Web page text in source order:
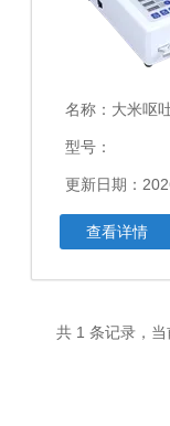
名称： 大米呕
型号：
更新日期：
查看详情
共 1 条记录，